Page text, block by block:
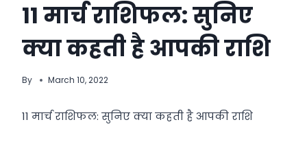
11 मार्च राशिफल: सुनिए
क्या कहती है आपकी राशि
By March 10, 2022
11 मार्च राशिफल: सुनिए क्या कहती है आपकी राशि